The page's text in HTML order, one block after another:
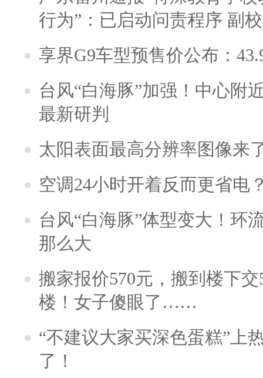
行为”：已启动问责程序 副
享界G9车型预售价公布：
台风“白海豚”加强！中心附
最新研判
太阳表面最高分辨率图像来
空调24小时开着反而更省电
台风“白海豚”体型变大！环
那么大
搬家报价570元，搬到楼下
楼！女子傻眼了……
“不建议大家买深色蛋糕”上
了！